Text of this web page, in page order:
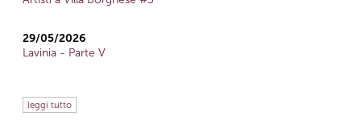
29/05/2026
Lavinia - Parte V
leggi tutto